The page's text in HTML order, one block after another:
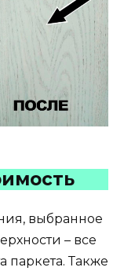
выбранное
– все
паркета. Также